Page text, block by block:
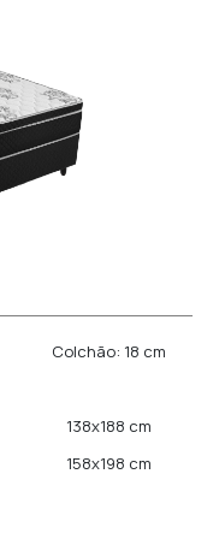
Colchão: 18 cm
138x188 cm
158x198 cm